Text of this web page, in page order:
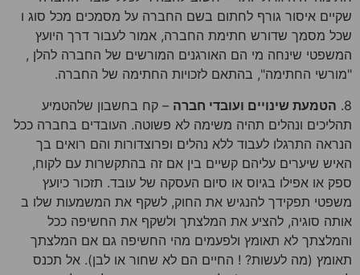
שקיים איסור גורף לחתום בשם החברה על מסמכים מכל סוג ו
שכל מסמך שדורש חתימת החברה, אמור לעבור דרך היועץ
המשפטי שינחה מי הם האורגנים המורשים של החברה להלן ,
"מורשי החתימה", בהתאם לזכויות החתימה של החברה.
8. הטמעת שינויים ועובדי חברה – קח בחשבון שלהטמיע
תהליכים ונהלים תהיה משימה לא פשוטה. העובדים בחברה ככל
הנראה התרגלו לעבוד ללא נהלים ופרוצדורות והם רואים בך
האיש שיערים עליהם קשיים בין אם זה בהתקשרות עם לקוח,
ספק או אפילו בגיוס או סיום העסקה של עובד. תזכור כיועץ
משפטי תפקידך להנגיש את החוק, לשקף את המשמעות שלו ב
אותה סוגיה, להציע את המלצתך ולשקף את החשיפה ככל
והמלצתך לא תאומץ ולפעמים מהי החשיפה גם אם המלצתך
תאומץ (מה לעשות? ! החיים הם לא שחור או לבן). אל תכנס